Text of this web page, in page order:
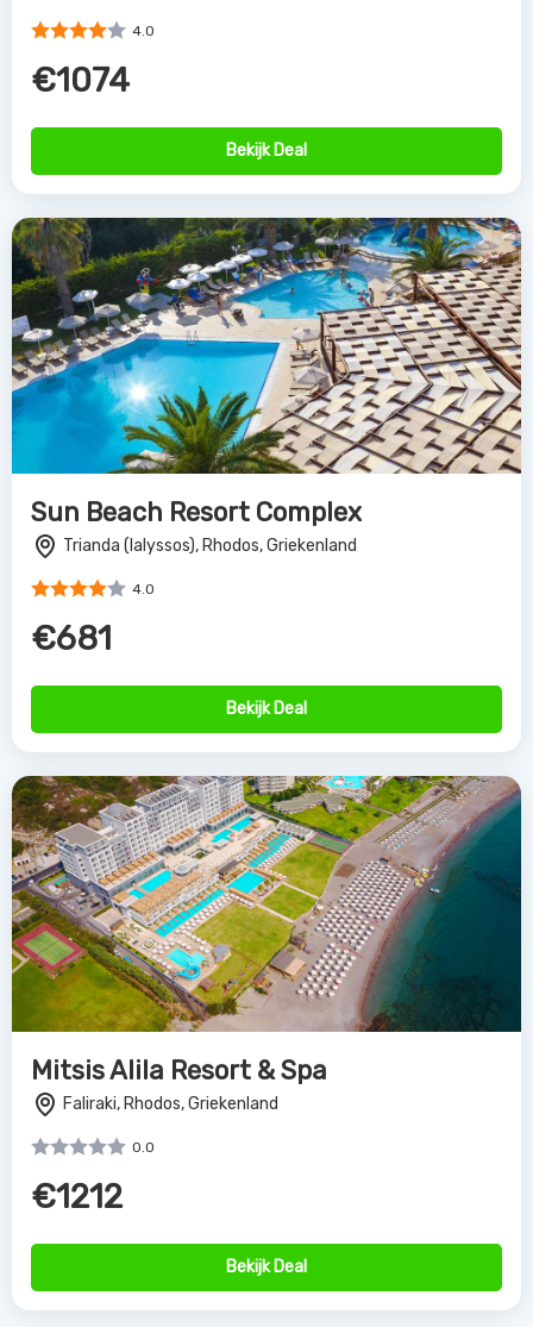
4.0
€1074
Bekijk Deal
Sun Beach Resort Complex
Trianda (Ialyssos), Rhodos, Griekenland
4.0
€681
Bekijk Deal
Mitsis Alila Resort & Spa
Faliraki, Rhodos, Griekenland
0.0
€1212
Bekijk Deal